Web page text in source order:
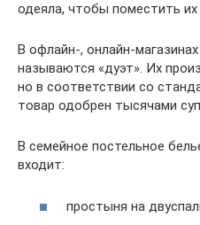
одеяла, чтобы поместить их
В офлайн-, онлайн-
называются «дуэт». Их
но в соответствии со
товар одобрен тысячами
В семейное постельное
входит:
простыня на